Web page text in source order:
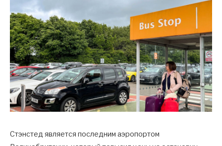
Стэнстед является последним аэропортом